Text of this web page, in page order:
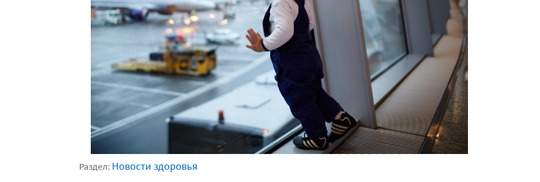
Раздел: Новости здоровья